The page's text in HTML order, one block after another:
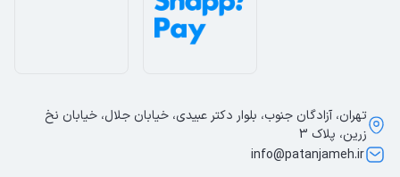
تهران، آزادگان جنوب، بلوار دکتر عبیدی، خیابان جلال، خیابان نخ
زرین، پلاک 3
info@patanjameh.ir